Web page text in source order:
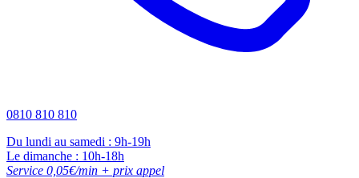
0810 810 810
Du lundi au samedi : 9h-19h
Le dimanche : 10h-18h
Service 0,05€/min + prix appel